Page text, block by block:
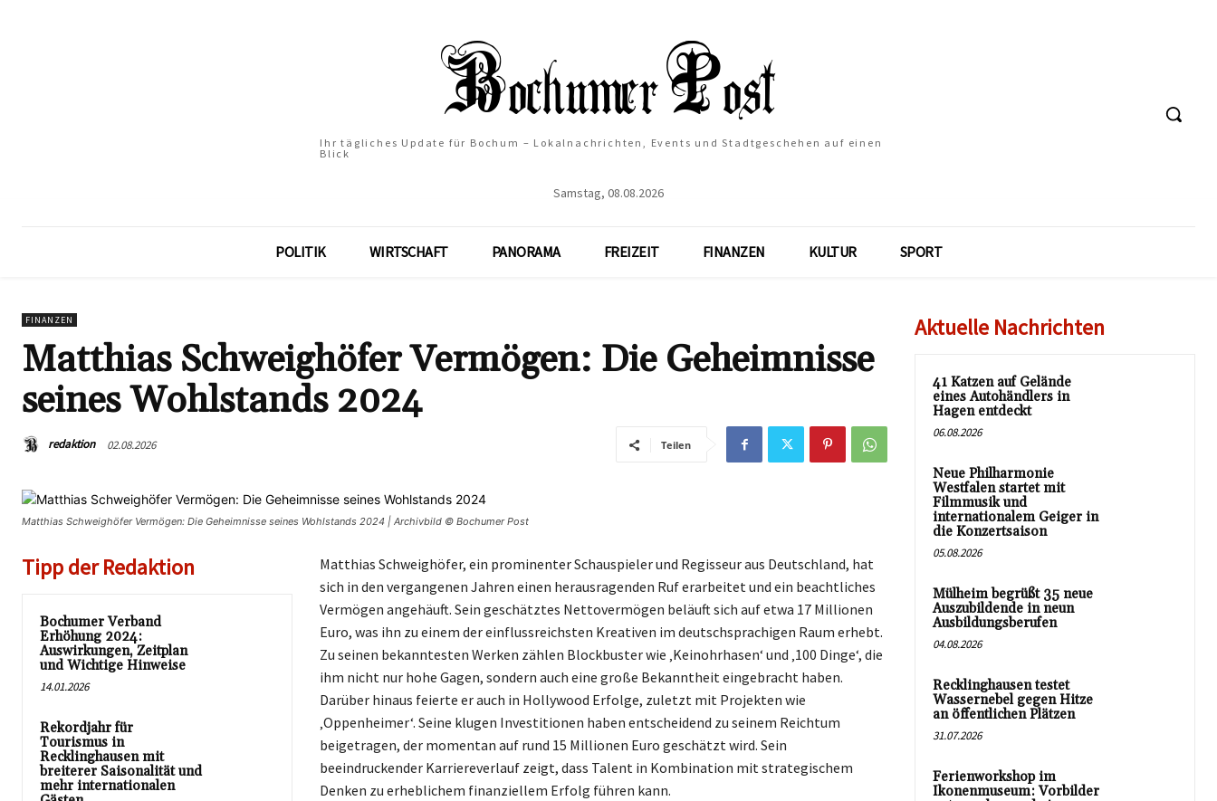
Ihr tägliches Update für Bochum – Lokalnachrichten, Events und Stadtgeschehen auf einen
Blick
Samstag, 08.08.2026
POLITIK WIRTSCHAFT PANORAMA FREIZEIT FINANZEN KULTUR SPORT
FINANZEN
Matthias Schweighöfer Vermögen: Die Geheimnisse
seines Wohlstands 2024
redaktion 02.08.2026 Teilen
Matthias Schweighöfer Vermögen: Die Geheimnisse seines Wohlstands 2024 | Archivbild © Bochumer Post
Tipp der Redaktion
Bochumer Verband
Erhöhung 2024:
Auswirkungen, Zeitplan
und Wichtige Hinweise
14.01.2026
Rekordjahr für
Tourismus in
Recklinghausen mit
breiterer Saisonalität und
mehr internationalen
Matthias Schweighöfer, ein prominenter Schauspieler und Regisseur aus Deutschland, hat
sich in den vergangenen Jahren einen herausragenden Ruf erarbeitet und ein beachtliches
Vermögen angehäuft. Sein geschätztes Nettovermögen beläuft sich auf etwa 17 Millionen
Euro, was ihn zu einem der einflussreichsten Kreativen im deutschsprachigen Raum erhebt.
Zu seinen bekanntesten Werken zählen Blockbuster wie ‚Keinohrhasen‘ und ‚100 Dinge‘, die
ihm nicht nur hohe Gagen, sondern auch eine große Bekanntheit eingebracht haben.
Darüber hinaus feierte er auch in Hollywood Erfolge, zuletzt mit Projekten wie
‚Oppenheimer‘. Seine klugen Investitionen haben entscheidend zu seinem Reichtum
beigetragen, der momentan auf rund 15 Millionen Euro geschätzt wird. Sein
beeindruckender Karriereverlauf zeigt, dass Talent in Kombination mit strategischem
Denken zu erheblichem finanziellem Erfolg führen kann.
Aktuelle Nachrichten
41 Katzen auf Gelände
eines Autohändlers in
Hagen entdeckt
06.08.2026
Neue Philharmonie
Westfalen startet mit
Filmmusik und
internationalem Geiger in
die Konzertsaison
05.08.2026
Mülheim begrüßt 35 neue
Auszubildende in neun
Ausbildungsberufen
04.08.2026
Recklinghausen testet
Wassernebel gegen Hitze
an öffentlichen Plätzen
31.07.2026
Ferienworkshop im
Ikonenmuseum: Vorbilder